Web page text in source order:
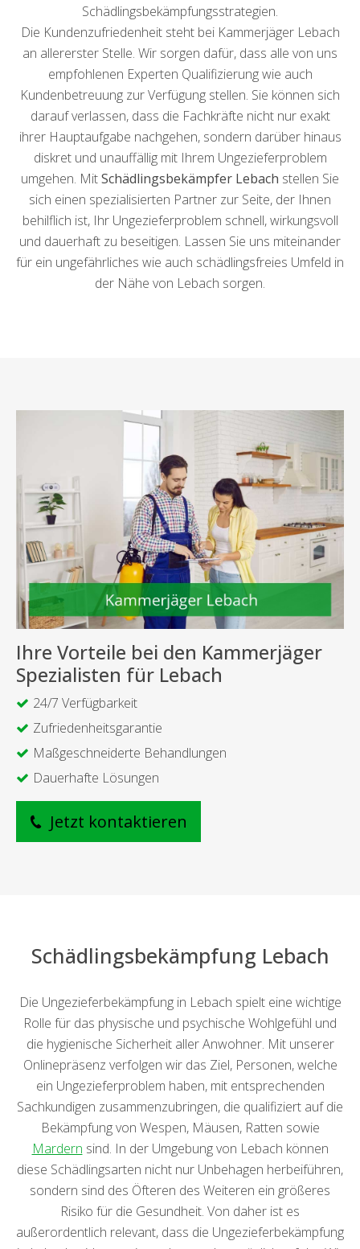
Schädlingsbekämpfungsstrategien.
Die Kundenzufriedenheit steht bei Kammerjäger Lebach
an allererster Stelle. Wir sorgen dafür, dass alle von uns
empfohlenen Experten Qualifizierung wie auch
Kundenbetreuung zur Verfügung stellen. Sie können sich
darauf verlassen, dass die Fachkräfte nicht nur exakt
ihrer Hauptaufgabe nachgehen, sondern darüber hinaus
diskret und unauffällig mit Ihrem Ungezieferproblem
umgehen. MitSchädlingsbekämpfer Lebach stellen Sie
sich einen spezialisierten Partner zur Seite, der Ihnen
behilflich ist, Ihr Ungezieferproblem schnell, wirkungsvoll
und dauerhaft zu beseitigen. Lassen Sie uns miteinander
für ein ungefährliches wie auch schädlingsfreies Umfeld in
der Nähe von Lebach sorgen.
Ihre Vorteile bei den Kammerjäger
Spezialisten für Lebach
24/7 Verfügbarkeit
Zufriedenheitsgarantie
Maßgeschneiderte Behandlungen
Dauerhafte Lösungen
Jetzt kontaktieren
Schädlingsbekämpfung Lebach
Die Ungezieferbekämpfung in Lebach spielt eine wichtige
Rolle für das physische und psychische Wohlgefühl und
die hygienische Sicherheit aller Anwohner. Mit unserer
Onlinepräsenz verfolgen wir das Ziel, Personen, welche
ein Ungezieferproblem haben, mit entsprechenden
Sachkundigen zusammenzubringen, die qualifiziert auf die
Bekämpfung von Wespen, Mäusen, Ratten sowie
Mardern sind. In der Umgebung von Lebach können
diese Schädlingsarten nicht nur Unbehagen herbeiführen,
sondern sind des Öfteren des Weiteren ein größeres
Risiko für die Gesundheit. Von daher ist es
außerordentlich relevant, dass die Ungezieferbekämpfung